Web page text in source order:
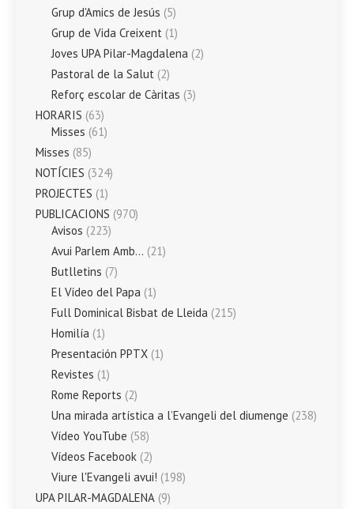
Grup d'Amics de Jesús (5)
Grup de Vida Creixent (1)
Joves UPA Pilar-Magdalena (2)
Pastoral de la Salut (2)
Reforç escolar de Càritas (3)
HORARIS (63)
Misses (61)
Misses (85)
NOTÍCIES (324)
PROJECTES (1)
PUBLICACIONS (970)
Avisos (223)
Avui Parlem Amb… (21)
Butlletins (7)
El Vídeo del Papa (1)
Full Dominical Bisbat de Lleida (215)
Homilía (1)
Presentación PPTX (1)
Revistes (1)
Rome Reports (2)
Una mirada artística a l’Evangeli del diumenge (238)
Vídeo YouTube (58)
Vídeos Facebook (2)
Viure l'Evangeli avui! (198)
UPA PILAR-MAGDALENA (9)